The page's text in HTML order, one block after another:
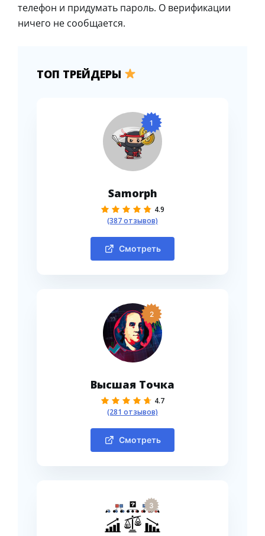
телефон и придумать пароль. О верификации
ничего не сообщается.
ТОП ТРЕЙДЕРЫ
1
Samorph
4.9
(387 отзывов)
Смотреть
2
Высшая Точка
4.7
(281 отзывов)
Смотреть
3